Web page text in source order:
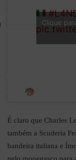
seeing
Clique
É claro que Charles
também a Scuderia
bandeira italiana e